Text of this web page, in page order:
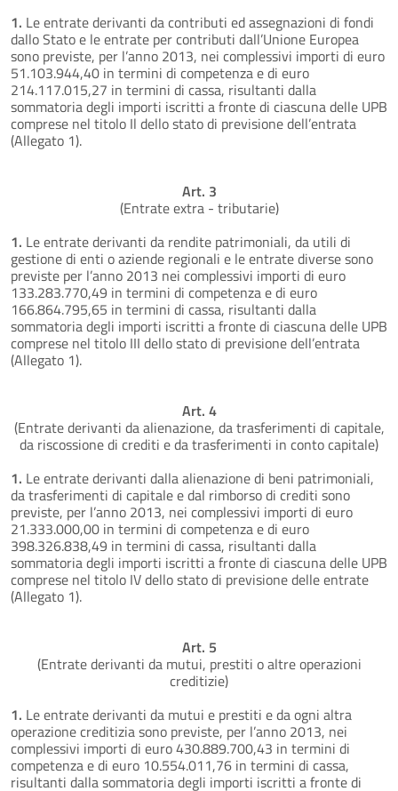
1. Le entrate derivanti da contributi ed assegnazioni di fondi
dallo Stato e le entrate per contributi dall’Unione Europea
sono previste, per l’anno 2013, nei complessivi importi di euro
51.103.944,40 in termini di competenza e di euro
214.117.015,27 in termini di cassa, risultanti dalla
sommatoria degli importi iscritti a fronte di ciascuna delle UPB
comprese nel titolo Il dello stato di previsione dell’entrata
(Allegato 1).
Art. 3
(Entrate extra - tributarie)
1. Le entrate derivanti da rendite patrimoniali, da utili di
gestione di enti o aziende regionali e le entrate diverse sono
previste per l’anno 2013 nei complessivi importi di euro
133.283.770,49 in termini di competenza e di euro
166.864.795,65 in termini di cassa, risultanti dalla
sommatoria degli importi iscritti a fronte di ciascuna delle UPB
comprese nel titolo III dello stato di previsione dell’entrata
(Allegato 1).
Art. 4
(Entrate derivanti da alienazione, da trasferimenti di capitale,
da riscossione di crediti e da trasferimenti in conto capitale)
1. Le entrate derivanti dalla alienazione di beni patrimoniali,
da trasferimenti di capitale e dal rimborso di crediti sono
previste, per l’anno 2013, nei complessivi importi di euro
21.333.000,00 in termini di competenza e di euro
398.326.838,49 in termini di cassa, risultanti dalla
sommatoria degli importi iscritti a fronte di ciascuna delle UPB
comprese nel titolo IV dello stato di previsione delle entrate
(Allegato 1).
Art. 5
(Entrate derivanti da mutui, prestiti o altre operazioni
creditizie)
1. Le entrate derivanti da mutui e prestiti e da ogni altra
operazione creditizia sono previste, per l’anno 2013, nei
complessivi importi di euro 430.889.700,43 in termini di
competenza e di euro 10.554.011,76 in termini di cassa,
risultanti dalla sommatoria degli importi iscritti a fronte di